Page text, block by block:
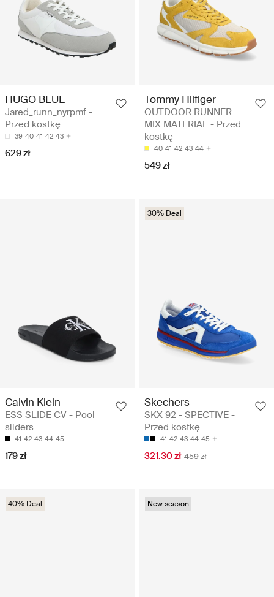
HUGO BLUE
Jared_runn_nyrpmf -
Przed kostkę
39 40 41 42 43
629 zł
Tommy Hilfiger
OUTDOOR RUNNER
MIX MATERIAL - Przed
kostkę
40 41 42 43 44
549 zł
Calvin Klein
ESS SLIDE CV - Pool
sliders
41 42 43 44 45
179 zł
30% Deal
Skechers
SKX 92 - SPECTIVE -
Przed kostkę
41 42 43 44 45
321.30 zł 459 zł
40% Deal New season